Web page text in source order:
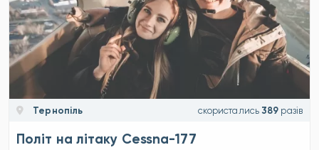
Тернопіль скористались 389 разів
Політ на літаку Cessna-177